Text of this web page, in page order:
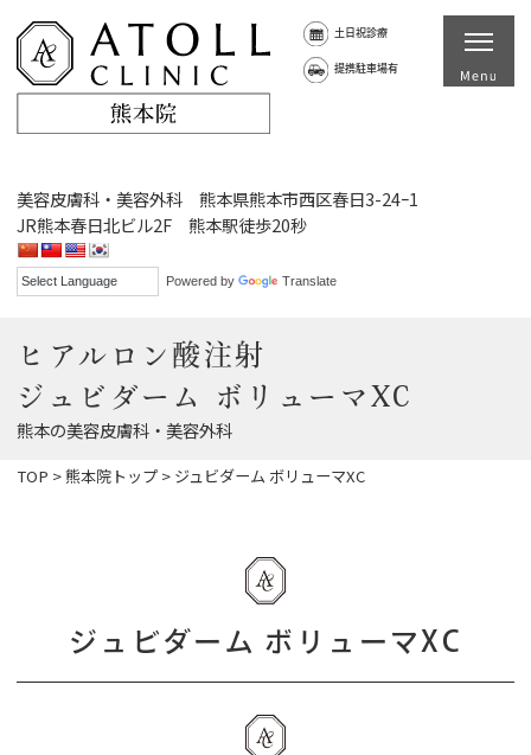
Powered by Translate
土日祝診療
提携駐車場有
美容皮膚科・美容外科 熊本県熊本市西区春日3-24ｰ1
JR熊本春日北ビル2F 熊本駅徒歩20秒
ヒアルロン酸注射
ジュビダーム ボリューマXC
熊本の美容皮膚科・美容外科
TOP >熊本院トップ > ジュビダーム ボリューマXC
ジュビダーム ボリューマXC